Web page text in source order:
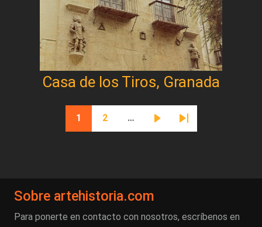
Casa de los Tiros, Granada
Paginación
Página actual
1
Página
2 …
Siguiente página
Última página
Sobre artehistoria.com
Para ponerte en contacto con nosotros, escríbenos en